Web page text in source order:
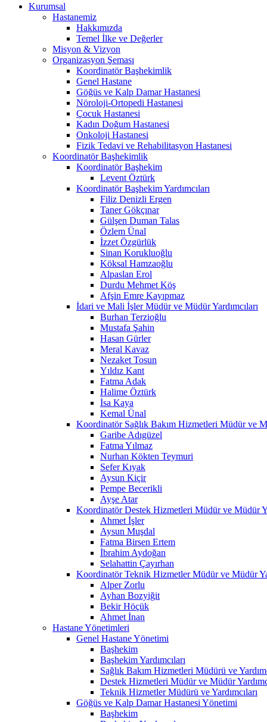
Kurumsal
Hastanemiz
Hakkımızda
Temel İlke ve Değerler
Misyon & Vizyon
Organizasyon Şeması
Koordinatör Başhekimlik
Genel Hastane
Göğüs ve Kalp Damar Hastanesi
Nöroloji-Ortopedi Hastanesi
Çocuk Hastanesi
Kadın Doğum Hastanesi
Onkoloji Hastanesi
Fizik Tedavi ve Rehabilitasyon Hastanesi
Koordinatör Başhekimlik
Koordinatör Başhekim
Levent Öztürk
Koordinatör Başhekim Yardımcıları
Filiz Denizli Ergen
Taner Gökçınar
Gülşen Duman Talas
Özlem Ünal
İzzet Özgürlük
Sinan Korukluoğlu
Köksal Hamzaoğlu
Alpaslan Erol
Durdu Mehmet Köş
Afşin Emre Kayıpmaz
İdari ve Mali İşler Müdür ve Müdür Yardımcıları
Burhan Terzioğlu
Mustafa Şahin
Hasan Gürler
Meral Kavaz
Nezaket Tosun
Yıldız Kant
Fatma Adak
Halime Öztürk
İsa Kaya
Kemal Ünal
Koordinatör Sağlık Bakım Hizmetleri Müdür ve
Garibe Adıgüzel
Fatma Yılmaz
Nurhan Kökten Teymuri
Sefer Kıyak
Aysun Kiçir
Pempe Becerikli
Ayşe Atar
Koordinatör Destek Hizmetleri Müdür ve Müdür
Ahmet İşler
Aysun Muşdal
Fatma Birsen Ertem
İbrahim Aydoğan
Selahattin Çayırhan
Koordinatör Teknik Hizmetler Müdür ve Müdür
Alper Zorlu
Ayhan Bozyiğit
Bekir Höçük
Ahmet İnan
Hastane Yönetimleri
Genel Hastane Yönetimi
Başhekim
Başhekim Yardımcıları
Sağlık Bakım Hizmetleri Müdürü ve
Destek Hizmetleri Müdür ve Müdür
Teknik Hizmetler Müdürü ve Yardımcıları
Göğüs ve Kalp Damar Hastanesi Yönetimi
Başhekim